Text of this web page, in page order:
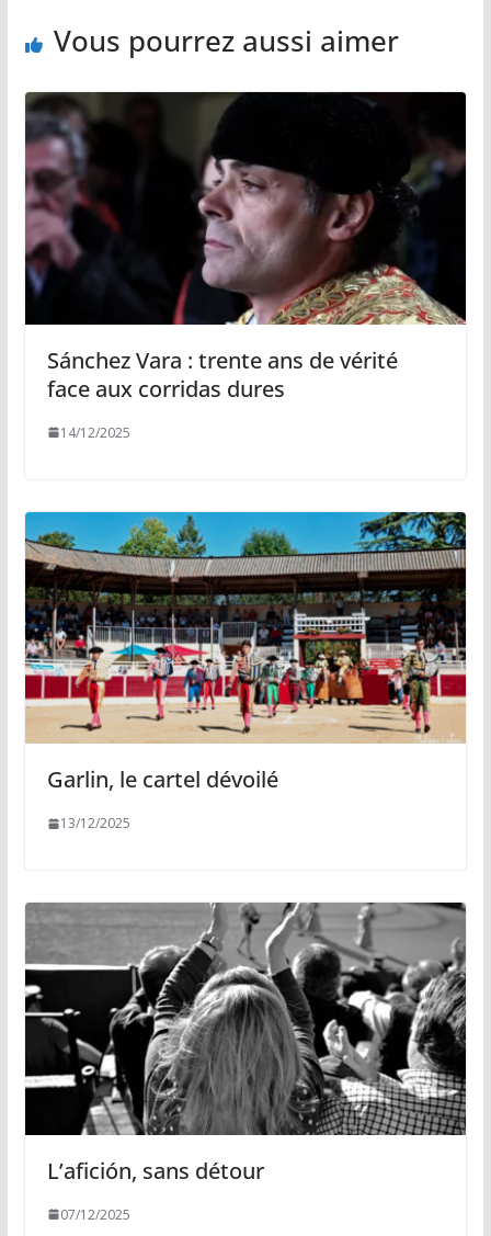
Vous pourrez aussi aimer
Sánchez Vara : trente ans de vérité
face aux corridas dures
14/12/2025
Garlin, le cartel dévoilé
13/12/2025
L’afición, sans détour
07/12/2025